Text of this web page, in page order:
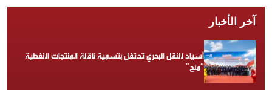
آخر الأخبار
أسياد للنقل البحري تحتفل بتسمية ناقلة المنتجات النفطية
“منح”